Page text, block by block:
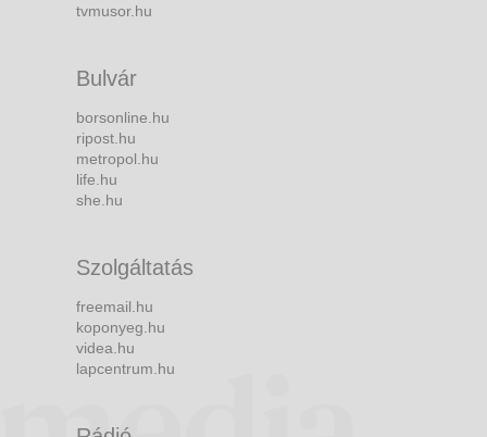
tvmusor.hu
Bulvár
borsonline.hu
ripost.hu
metropol.hu
life.hu
she.hu
Szolgáltatás
freemail.hu
koponyeg.hu
videa.hu
lapcentrum.hu